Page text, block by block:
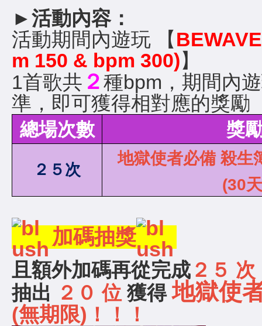
►活動內容：
活動期間內遊玩 【
m 150 & bpm 300)】
1首歌共 ２種bpm，期間內
準，即可獲得相對應的獎勵
總場次數 獎
２５ 次
地獄使者必備 殺生
(30
加碼抽獎
且額外加碼再從完成 ２５ 次
抽出 ２０ 位 獲得地獄使
(無期限) ！！！